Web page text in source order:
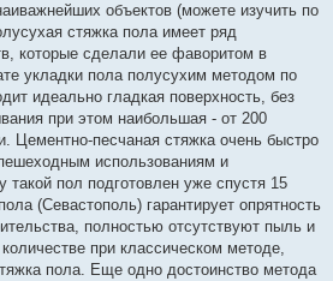
объектов (можете изучить по
стяжка пола имеет ряд
которые сделали ее фаворитом в
укладки пола полусухим методом по
идеально гладкая поверхность, без
при этом наибольшая - от 200
Цементно-песчаная стяжка очень быстро
использованиям и
пол подготовлен уже спустя 15
(Севастополь) гарантирует опрятность
полностью отсутствуют пыль и
при классическом методе,
пола. Еще одно достоинство метода